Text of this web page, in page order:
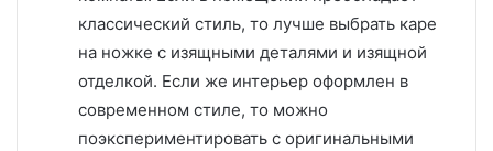
классический стиль, то лучше выбрать каре
на ножке с изящными деталями и изящной
отделкой. Если же интерьер оформлен в
современном стиле, то можно
поэкспериментировать с оригинальными